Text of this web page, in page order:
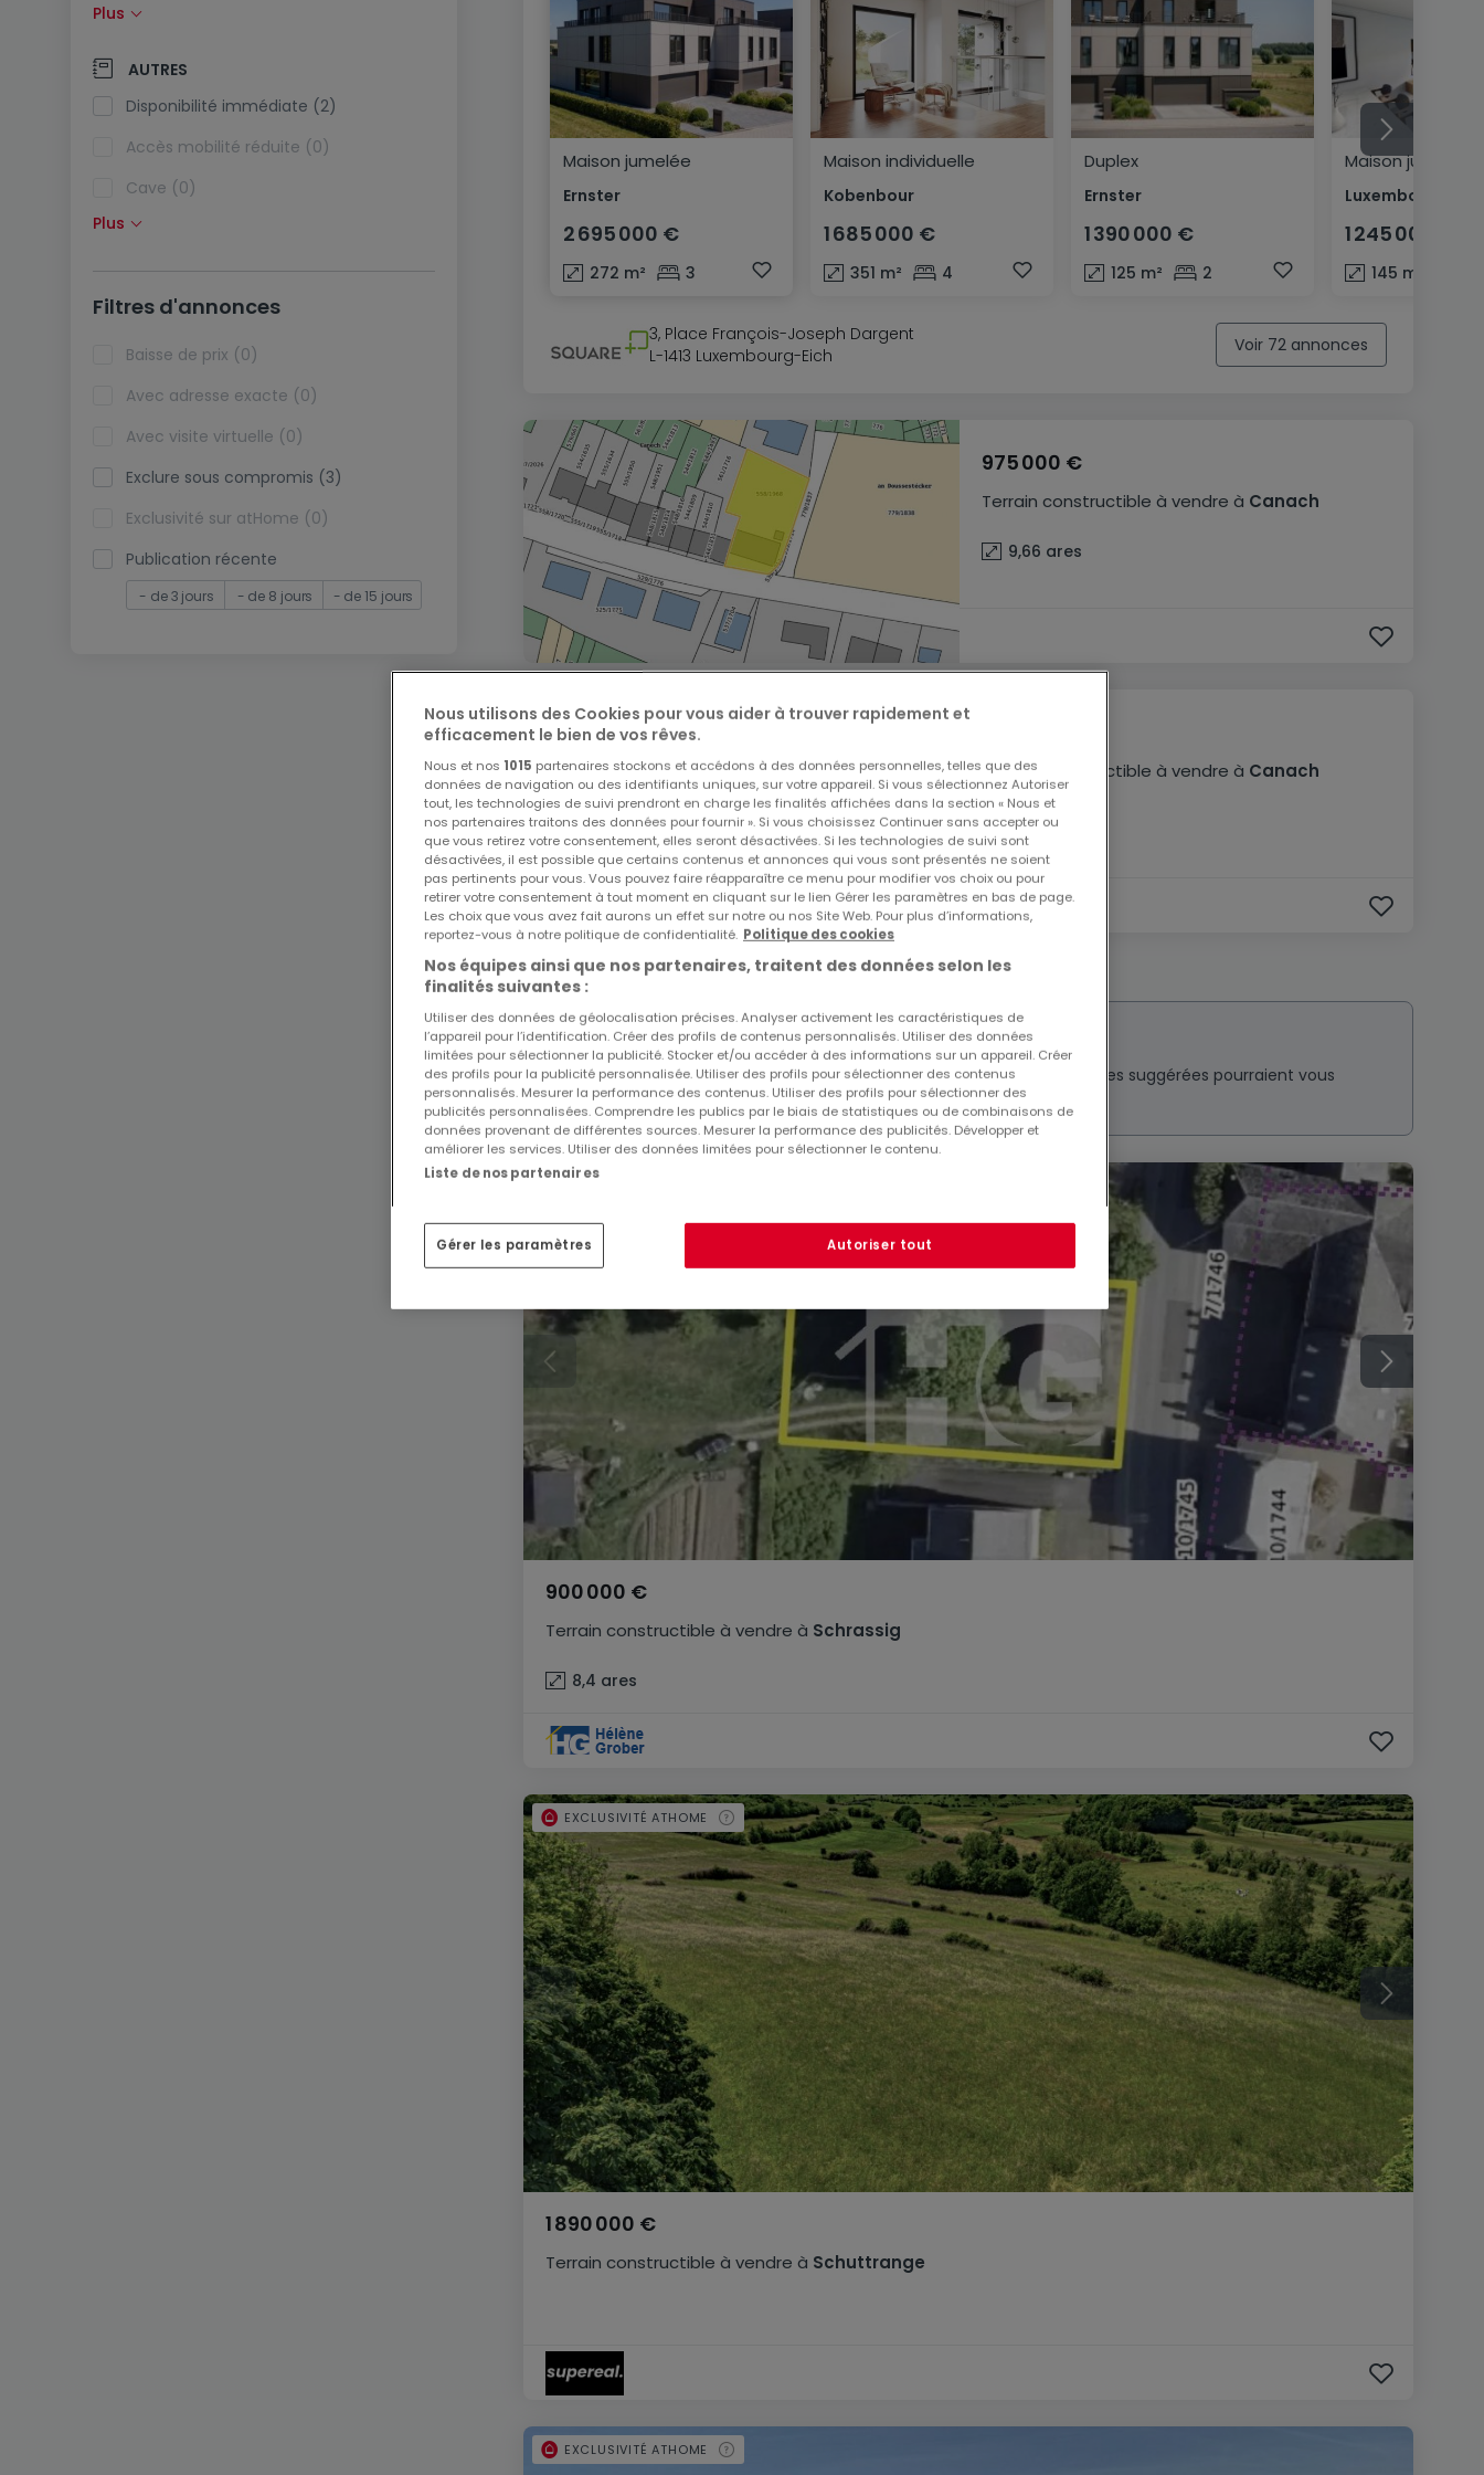
Maison jumelée
Ernster
2 695 000 €
272 m² 3
Maison individuelle
Kobenbour
1 685 000 €
351 m² 4
Duplex
Ernster
1 390 000 €
125 m² 2
Maison jumelée
1 245 000 €
145 m²
3, Place François-Joseph Dargent
L-1413 Luxembourg-Eich
Voir 72 annonces
Terrain constructible à vendre à Canach
975 000 €
9,66 ares
Terrain constructible à vendre à Canach
9,66 ares
Biens similaires à proximité
Vous n'avez pas trouvé de biens qui vous intéressent ? Ces annonces suggérées pourraient vous
intéresser.
Terrain constructible à vendre à Schrassig
900 000 €
8,4 ares
Terrain constructible à vendre à Schuttrange
1 890 000 €
EXCLUSIVITÉ ATHOME
EXCLUSIVITÉ ATHOME
Panneaux solaires (0)
Pompe à chaleur (0)
Climatisation (0)
Fibre optique (0)
Plus
AUTRES
Disponibilité immédiate (2)
Accès mobilité réduite (0)
Cave (0)
Grenier (0)
Ascenseur (0)
Viager (0)
Biens de vacances (0)
Plus
Filtres d'annonces
Baisse de prix (0)
Avec adresse exacte (0)
Avec visite virtuelle (0)
Exclure sous compromis (3)
Exclusivité sur atHome (0)
Publication récente
- de 3 jours - de 8 jours - de 15 jours
Nous utilisons des Cookies pour vous aider à trouver rapidement et
efficacement le bien de vos rêves.
Nous et nos 1015 partenaires stockons et accédons à des données personnelles, telles que des
données de navigation ou des identifiants uniques, sur votre appareil. Si vous sélectionnez Autoriser
tout, les technologies de suivi prendront en charge les finalités affichées dans la section « Nous et
nos partenaires traitons des données pour fournir ». Si vous choisissez Continuer sans accepter ou
que vous retirez votre consentement, elles seront désactivées. Si les technologies de suivi sont
désactivées, il est possible que certains contenus et annonces qui vous sont présentés ne soient
pas pertinents pour vous. Vous pouvez faire réapparaître ce menu pour modifier vos choix ou pour
retirer votre consentement à tout moment en cliquant sur le lien Gérer les paramètres en bas de page.
Les choix que vous avez fait aurons un effet sur notre ou nos Site Web. Pour plus d’informations,
reportez-vous à notre politique de confidentialité. Politique des cookies
Nos équipes ainsi que nos partenaires, traitent des données selon les
finalités suivantes :
Utiliser des données de géolocalisation précises. Analyser activement les caractéristiques de
l’appareil pour l’identification. Créer des profils de contenus personnalisés. Utiliser des données
limitées pour sélectionner la publicité. Stocker et/ou accéder à des informations sur un appareil. Créer
des profils pour la publicité personnalisée. Utiliser des profils pour sélectionner des contenus
personnalisés. Mesurer la performance des contenus. Utiliser des profils pour sélectionner des
publicités personnalisées. Comprendre les publics par le biais de statistiques ou de combinaisons de
données provenant de différentes sources. Mesurer la performance des publicités. Développer et
améliorer les services. Utiliser des données limitées pour sélectionner le contenu.
Liste de nos partenaires
Gérer les paramètres Autoriser tout